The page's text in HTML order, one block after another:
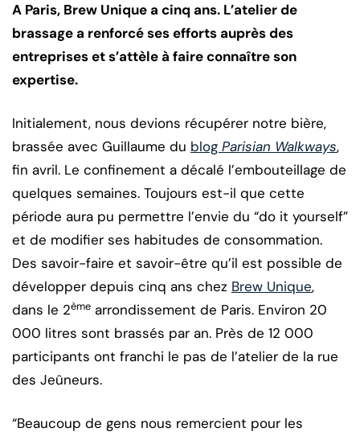
A Paris, Brew Unique a cinq ans. L’atelier de
brassage a renforcé ses efforts auprès des
entreprises et s’attèle à faire connaître son
expertise.
Initialement, nous devions récupérer notre bière,
brassée avec Guillaume du blog Parisian Walkways,
fin avril. Le confinement a décalé l’embouteillage de
quelques semaines. Toujours est-il que cette
période aura pu permettre l’envie du “do it yourself”
et de modifier ses habitudes de consommation.
Des savoir-faire et savoir-être qu’il est possible de
développer depuis cinq ans chez Brew Unique,
dans le 2ème arrondissement de Paris. Environ 20
000 litres sont brassés par an. Près de 12 000
participants ont franchi le pas de l’atelier de la rue
des Jeûneurs.
“Beaucoup de gens nous remercient pour les